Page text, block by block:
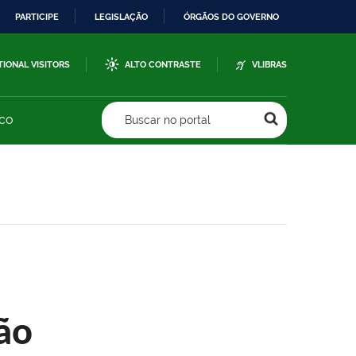
PARTICIPE LEGISLAÇÃO ÓRGÃOS DO GOVERNO
VISITORS ALTO CONTRASTE VLIBRAS
Buscar no portal